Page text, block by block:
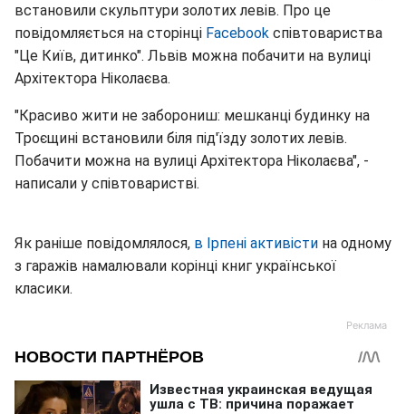
встановили скульптури золотих левів. Про це
повідомляється на сторінці Facebook співтовариства
"Це Київ, дитинко". Львів можна побачити на вулиці
Архітектора Ніколаєва.
"Красиво жити не заборониш: мешканці будинку на
Троєщині встановили біля під'їзду золотих левів.
Побачити можна на вулиці Архітектора Ніколаєва", -
написали у співтоваристві.
Як раніше повідомлялося, в Ірпені активісти на одному
з гаражів намалювали корінці книг української
класики.